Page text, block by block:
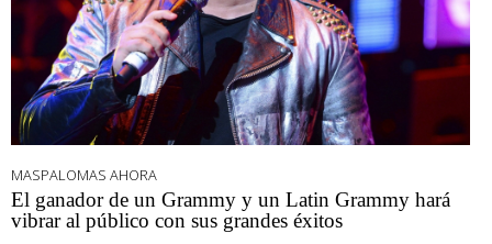
MASPALOMAS AHORA
El ganador de un Grammy y un Latin Grammy hará
vibrar al público con sus grandes éxitos